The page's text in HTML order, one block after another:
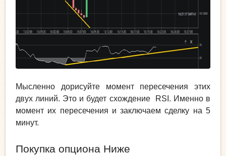
Мысленно дорисуйте момент пересечения этих
двух линий. Это и будет схождение RSI. Именно в
момент их пересечения и заключаем сделку на 5
минут.
Покупка опциона Ниже